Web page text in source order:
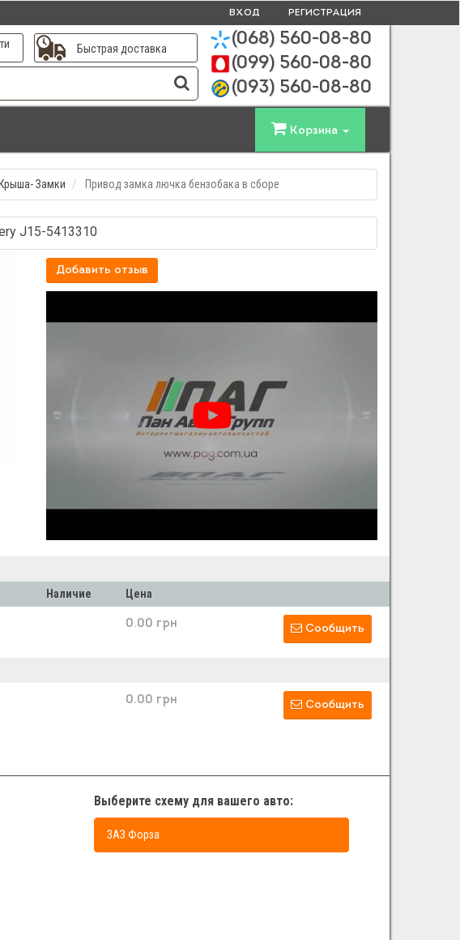
ВХОД РЕГИСТРАЦИЯ
Быстрая доставка (068) 560-08-80
(099) 560-08-80
(093) 560-08-80
Корзина
Замки Привод замка лючка бензобака в сборе
J15-5413310
Добавить отзыв
Наличие Цена
0.00 грн Сообщить
0.00 грн Сообщить
Выберите схему для вашего авто:
ЗАЗ Форза